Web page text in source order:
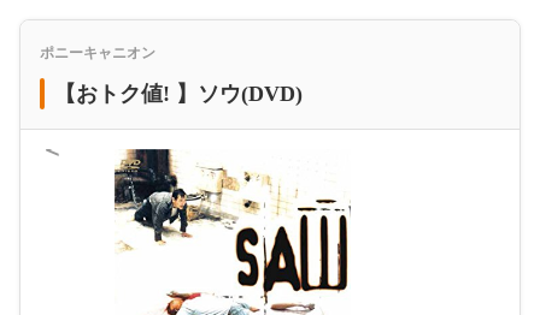
ポニーキャニオン
【おトク値! 】ソウ(DVD)
＜